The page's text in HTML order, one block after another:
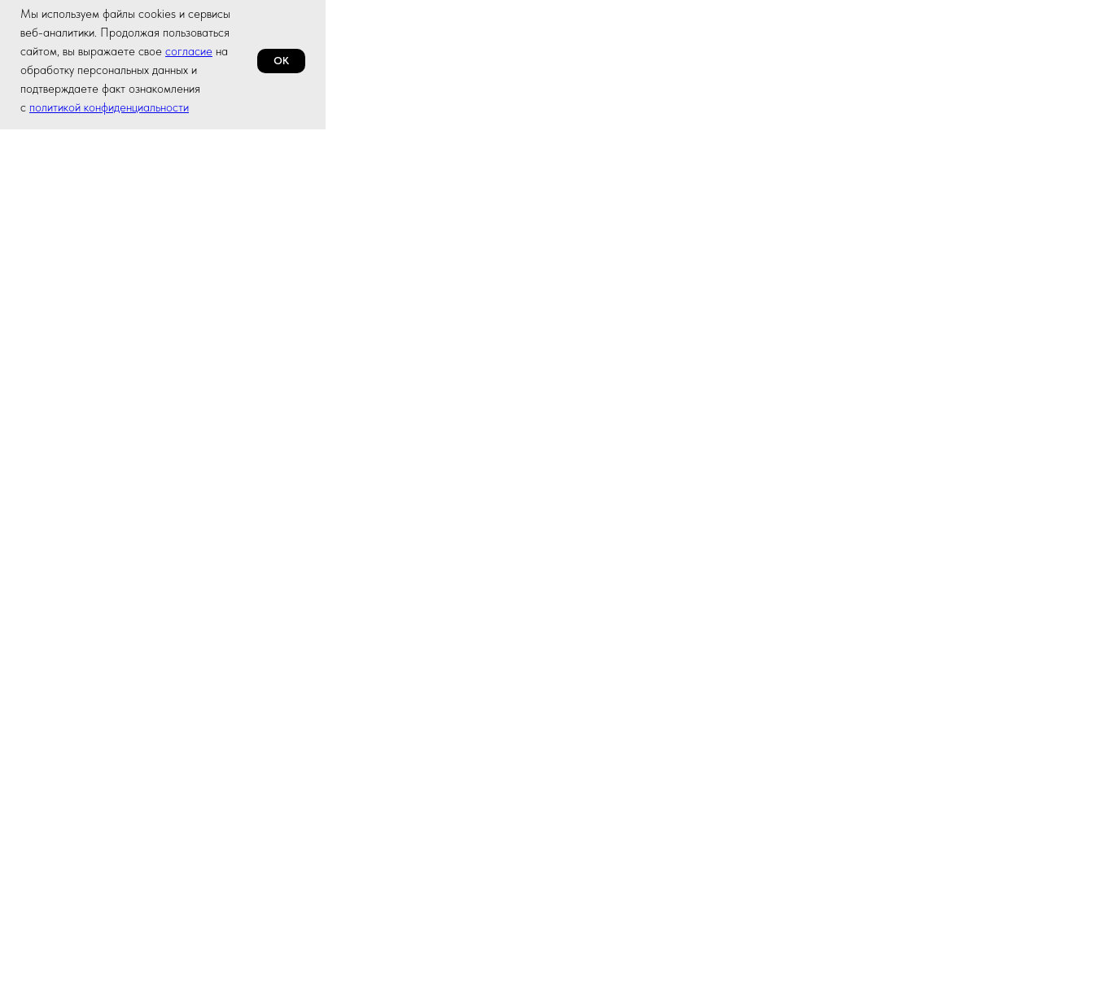
Мы используем файлы cookies и сервисы
веб-аналитики. Продолжая пользоваться
сайтом, вы выражаете свое согласие на
обработку персональных данных и
подтверждаете факт ознакомления
с политикой конфиденциальности
ОК